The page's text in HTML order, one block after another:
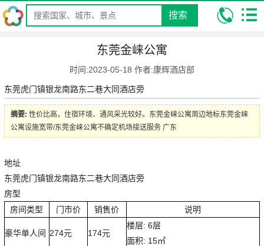
搜索
东莞金崃公寓
时间:2023-05-18 作者:康辉酒店部
东莞虎门镇银龙南路东二巷大同酒店旁
摘要: 性价比高，住宿环境、通风采光较好。东莞金崃公寓周边地标东莞金崃
公寓设施宽带/东莞金崃公寓不确定机场接送服务 广东
地址
东莞虎门镇银龙南路东二巷大同酒店旁
房型
房间类型
门市价 销售价 说明
豪华单人间 274元 174元
楼层: 6层
面积: 15㎡